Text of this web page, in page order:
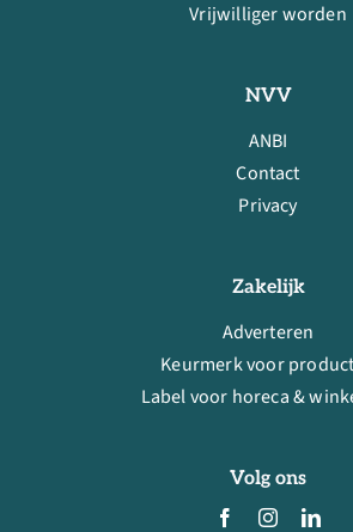
Vrijwilliger worden
NVV
ANBI
Contact
Privacy
Zakelijk
Adverteren
Keurmerk voor
Label voor horeca &
Volg ons